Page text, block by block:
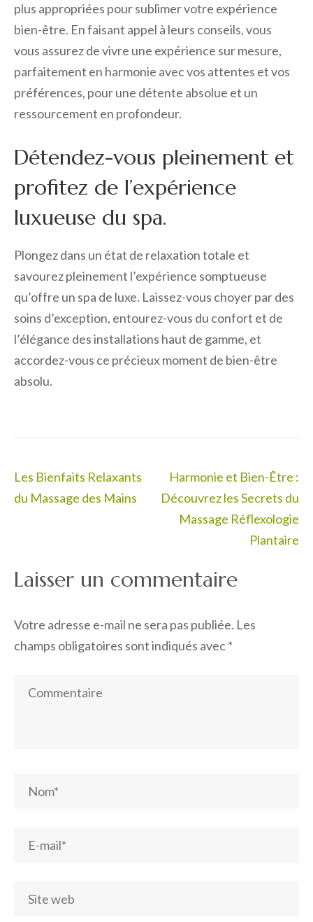
plus appropriées pour sublimer votre expérience
bien-être. En faisant appel à leurs conseils, vous
vous assurez de vivre une expérience sur mesure,
parfaitement en harmonie avec vos attentes et vos
préférences, pour une détente absolue et un
ressourcement en profondeur.
Détendez-vous pleinement et
profitez de l’expérience
luxueuse du spa.
Plongez dans un état de relaxation totale et
savourez pleinement l’expérience somptueuse
qu’offre un spa de luxe. Laissez-vous choyer par des
soins d’exception, entourez-vous du confort et de
l’élégance des installations haut de gamme, et
accordez-vous ce précieux moment de bien-être
absolu.
Navigation
de
Les Bienfaits Relaxants
du Massage des Mains
Harmonie et Bien-Être :
Découvrez les Secrets du
Massage Réflexologie
Plantaire
Laisser un commentaire
Votre adresse e-mail ne sera pas publiée. Les
champs obligatoires sont indiqués avec*